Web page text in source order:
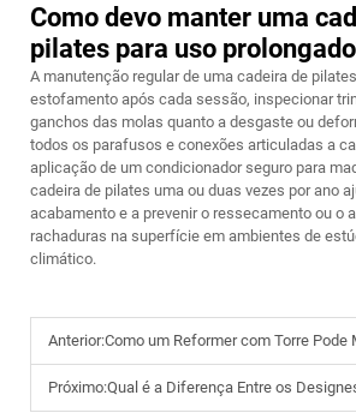
Como devo manter uma
pilates para uso
A manutenção regular de uma cadeira de
estofamento após cada sessão, inspecionar
ganchos das molas quanto a desgaste ou
todos os parafusos e conexões articuladas a
aplicação de um condicionador seguro para
cadeira de pilates uma ou duas vezes por ano
acabamento e a prevenir o ressecamento ou o
rachaduras na superfície em ambientes de
climático.
Anterior:Como um Reformer com Torre Pode Melhorar a
Próximo:Qual é a Diferença Entre os Designes Tradicionais e